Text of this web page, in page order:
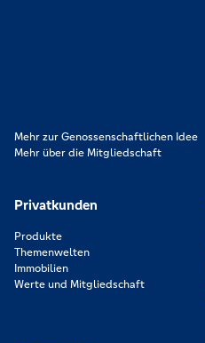
Mehr zur Genossenschaftlichen Idee
Mehr über die Mitgliedschaft
Privatkunden
Produkte
Themenwelten
Immobilien
Werte und Mitgliedschaft